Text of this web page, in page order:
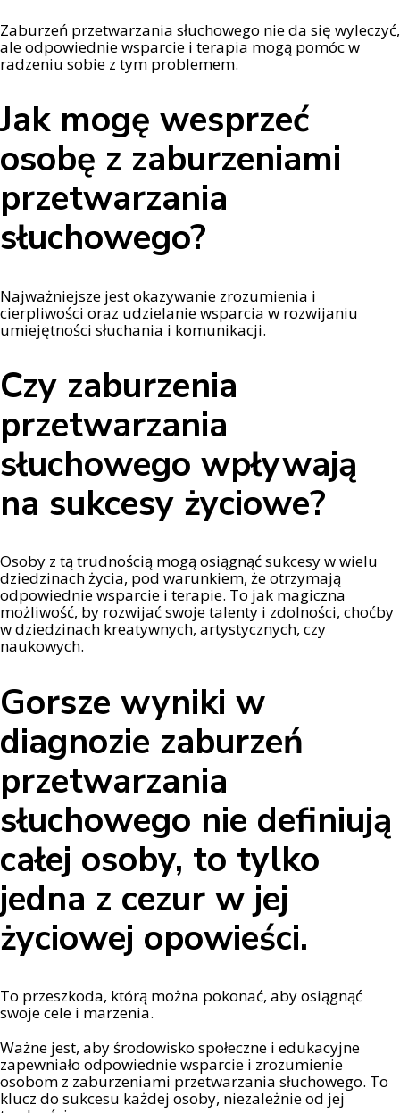
Zaburzeń przetwarzania słuchowego nie da się wyleczyć,
ale odpowiednie wsparcie i terapia mogą pomóc w
radzeniu sobie z tym problemem.
Jak mogę wesprzeć
osobę z zaburzeniami
przetwarzania
słuchowego?
Najważniejsze jest okazywanie zrozumienia i
cierpliwości oraz udzielanie wsparcia w rozwijaniu
umiejętności słuchania i komunikacji.
Czy zaburzenia
przetwarzania
słuchowego wpływają
na sukcesy życiowe?
Osoby z tą trudnością mogą osiągnąć sukcesy w wielu
dziedzinach życia, pod warunkiem, że otrzymają
odpowiednie wsparcie i terapie. To jak magiczna
możliwość, by rozwijać swoje talenty i zdolności, choćby
w dziedzinach kreatywnych, artystycznych, czy
naukowych.
Gorsze wyniki w
diagnozie zaburzeń
przetwarzania
słuchowego nie definiują
całej osoby, to tylko
jedna z cezur w jej
życiowej opowieści.
To przeszkoda, którą można pokonać, aby osiągnąć
swoje cele i marzenia.
Ważne jest, aby środowisko społeczne i edukacyjne
zapewniało odpowiednie wsparcie i zrozumienie
osobom z zaburzeniami przetwarzania słuchowego. To
klucz do sukcesu każdej osoby, niezależnie od jej